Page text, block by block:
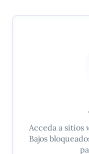
Acceda a sitios
Bajos